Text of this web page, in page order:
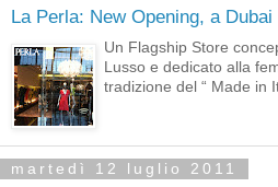
La Perla: New Opening, a Dubai
Un Flagship Store
Lusso e dedicato alla
tradizione del “ Made in
martedì 12 luglio 2011